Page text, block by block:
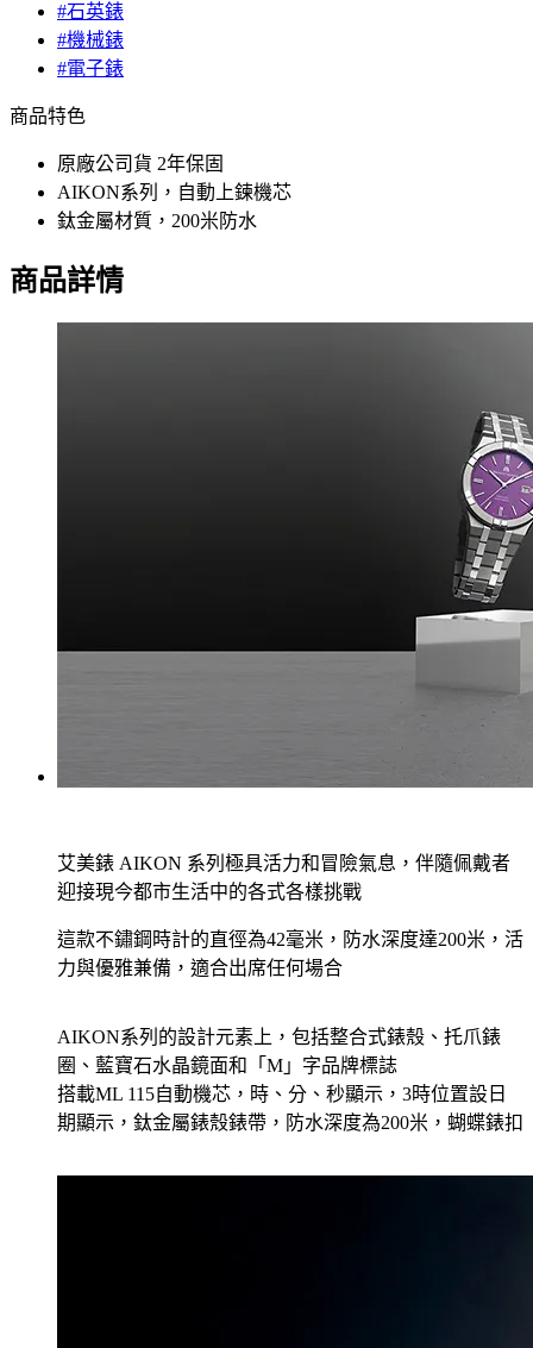
#石英錶
#機械錶
#電子錶
商品特色
原廠公司貨 2年保固
AIKON系列，自動上鍊機芯
鈦金屬材質，200米防水
商品詳情
艾美錶 AIKON 系列極具活力和冒險氣息，伴隨佩戴者
迎接現今都市生活中的各式各樣挑戰
這款不鏽鋼時計的直徑為42毫米，防水深度達200米，活
力與優雅兼備，適合出席任何場合
AIKON系列的設計元素上，包括整合式錶殼、托爪錶
圈、藍寶石水晶鏡面和「M」字品牌標誌
搭載ML 115自動機芯，時、分、秒顯示，3時位置設日
期顯示，鈦金屬錶殼錶帶，防水深度為200米，蝴蝶錶扣